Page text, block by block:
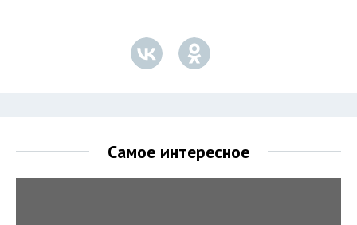
Самое интересное